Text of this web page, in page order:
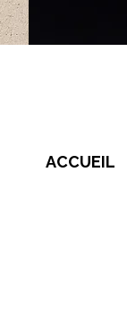
ACCUEIL